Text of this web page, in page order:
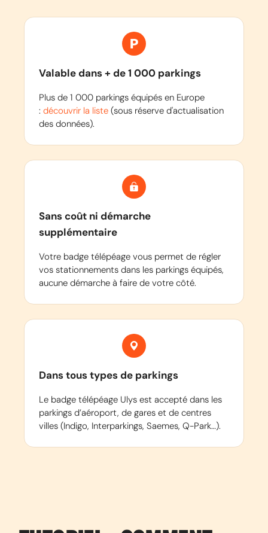
Valable dans + de 1 000 parkings
Plus de 1 000 parkings équipés en Europe
: découvrir la liste (sous réserve d'actualisation
des données).
Sans coût ni démarche
supplémentaire
Votre badge télépéage vous permet de régler
vos stationnements dans les parkings équipés,
aucune démarche à faire de votre côté.
Dans tous types de parkings
Le badge télépéage Ulys est accepté dans les
parkings d’aéroport, de gares et de centres
villes (Indigo, Interparkings, Saemes, Q-Park…).